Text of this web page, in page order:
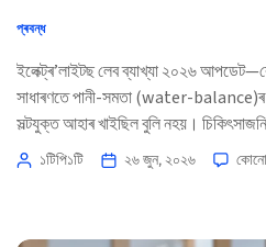
প্ৰবন্ধ
ইলেক্ট্ৰ’লাইটছ লেব ব্যাখ্যা ২০২৬
সাধাৰণতে পানী-সমতা (water-
সল্টযুক্ত আহাৰ খাইছিল বুলি নহয়।
পানী হেৰুওৱা সহজ নে, কিডনি-চালিত নে,
কিবা সমস্যা। 📖 ~11 মিনিট 📅 ২৬ জুন,
১টিপি১টি ২৬ জুন, ২০২৬